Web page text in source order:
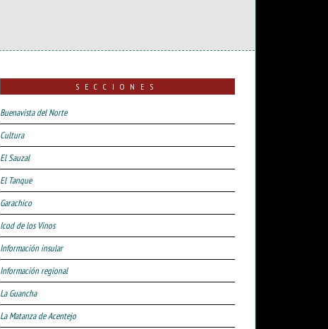
SECCIONES
Buenavista del Norte
Cultura
El Sauzal
El Tanque
Garachico
Icod de los Vinos
Información insular
Información regional
La Guancha
La Matanza de Acentejo